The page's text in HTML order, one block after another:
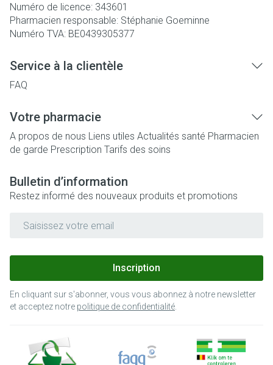
Numéro de licence: 343601
Pharmacien responsable: Stéphanie Goeminne
Numéro TVA: BE0439305377
Service à la clientèle
FAQ
Votre pharmacie
A propos de nous Liens utiles Actualités santé Pharmacien
de garde Prescription Tarifs des soins
Bulletin d’information
Restez informé des nouveaux produits et promotions
Inscription
En cliquant sur s'abonner, vous vous abonnez à notre newsletter
et acceptez notre politique de confidentialité